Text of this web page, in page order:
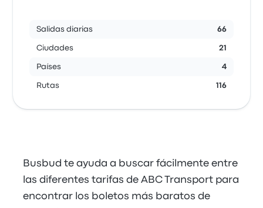
Salidas diarias 66
Ciudades 21
Países 4
Rutas 116
Busbud te ayuda a buscar fácilmente entre
las diferentes tarifas de ABC Transport para
encontrar los boletos más baratos de